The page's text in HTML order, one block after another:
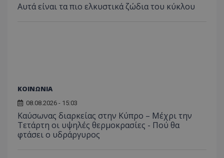
Αυτά είναι τα πιο ελκυστικά ζώδια του κύκλου
ΚΟΙΝΩΝΙΑ
08.08.2026 - 15:03
Καύσωνας διαρκείας στην Κύπρο – Μέχρι την
Τετάρτη οι υψηλές θερμοκρασίες - Πού θα
φτάσει ο υδράργυρος